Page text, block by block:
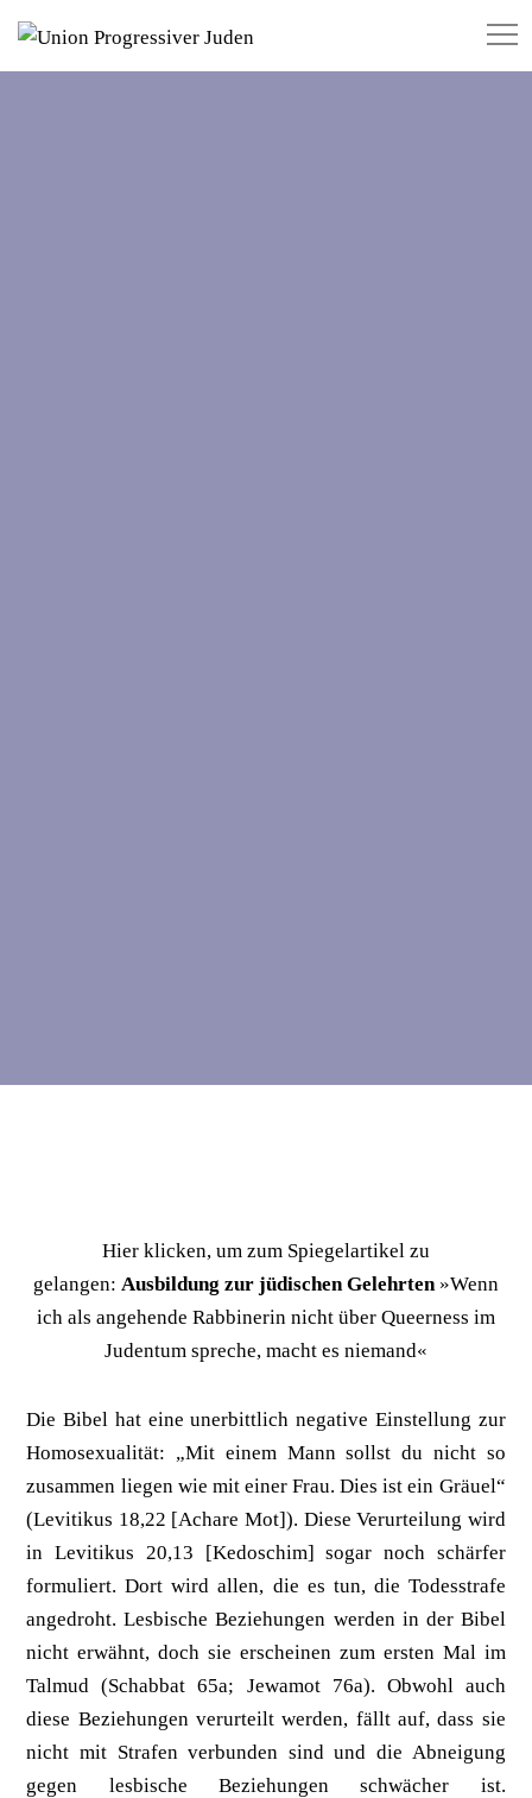
Hier klicken, um zum Spiegelartikel zu
gelangen: Ausbildung zur jüdischen Gelehrten »Wenn
ich als angehende Rabbinerin nicht über Queerness im
Judentum spreche, macht es niemand«
Die Bibel hat eine unerbittlich negative Einstellung zur
Homosexualität: „Mit einem Mann sollst du nicht so
zusammen liegen wie mit einer Frau. Dies ist ein Gräuel“
(Levitikus 18,22 [Achare Mot]). Diese Verurteilung wird
in Levitikus 20,13 [Kedoschim] sogar noch schärfer
formuliert. Dort wird allen, die es tun, die Todesstrafe
angedroht. Lesbische Beziehungen werden in der Bibel
nicht erwähnt, doch sie erscheinen zum ersten Mal im
Talmud (Schabbat 65a; Jewamot 76a). Obwohl auch
diese Beziehungen verurteilt werden, fällt auf, dass sie
nicht mit Strafen verbunden sind und die Abneigung
gegen lesbische Beziehungen schwächer ist.